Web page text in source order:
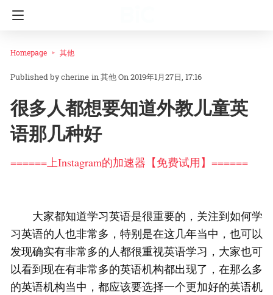
Homepage 其他
cherine in其他On 2019年1月27日, 17:16
很多人都想要知道外教儿童英
语那几种好
======上Instagram的加速器【免费试用】======
大家都知道学习英语是很重要的，关注到如何学
习英语的人也非常多，特别是在这几年当中，也可以
发现确实有非常多的人都很重视英语学习，大家也可
以看到现在有非常多的英语机构都出现了，在那么多
的英语机构当中，都应该要选择一个更加好的英语机